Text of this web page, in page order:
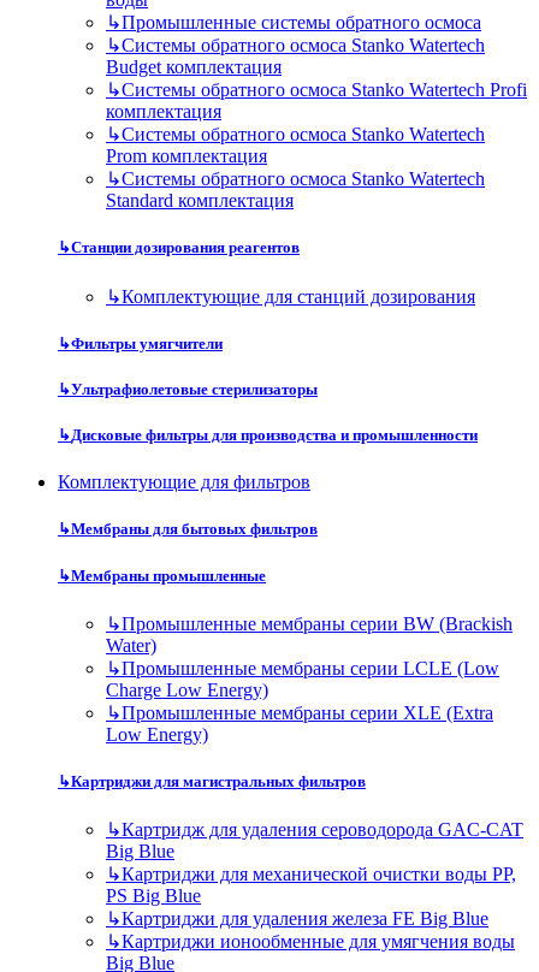
↳Промышленные системы обратного осмоса
↳Системы обратного осмоса Stanko Watertech
Budget комплектация
↳Системы обратного осмоса Stanko Watertech Profi
комплектация
↳Системы обратного осмоса Stanko Watertech
Prom комплектация
↳Системы обратного осмоса Stanko Watertech
Standard комплектация
↳Станции дозирования реагентов
↳Комплектующие для станций дозирования
↳Фильтры умягчители
↳Ультрафиолетовые стерилизаторы
↳Дисковые фильтры для производства и промышленности
Комплектующие для фильтров
↳Мембраны для бытовых фильтров
↳Мембраны промышленные
↳Промышленные мембраны серии BW (Brackish
Water)
↳Промышленные мембраны серии LCLE (Low
Charge Low Energy)
↳Промышленные мембраны серии XLE (Extra
Low Energy)
↳Картриджи для магистральных фильтров
↳Картридж для удаления сероводорода GAC-CAT
Big Blue
↳Картриджи для механической очистки воды PP,
PS Big Blue
↳Картриджи для удаления железа FE Big Blue
↳Картриджи ионообменные для умягчения воды
Big Blue